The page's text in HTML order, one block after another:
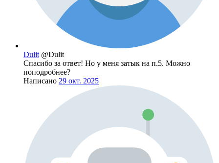
Dulit @Dulit
Спасибо за ответ! Но у меня затык на п.5. Можно
поподробнее?
Написано 29 окт. 2025